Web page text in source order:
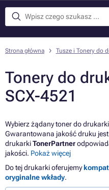
Strona główna Tusze i Tonery do
Tonery do
SCX-4521
Wybierz żądany toner do drukarki
Gwarantowana jakość druku
drukarkiTonerPartner
jakości. Pokaż więcej
Do tej drukarki oferujemy
oryginalne wkłady.